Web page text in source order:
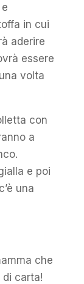
in cui
aderire
essere
volta
con
a
e poi
una
che
di carta!